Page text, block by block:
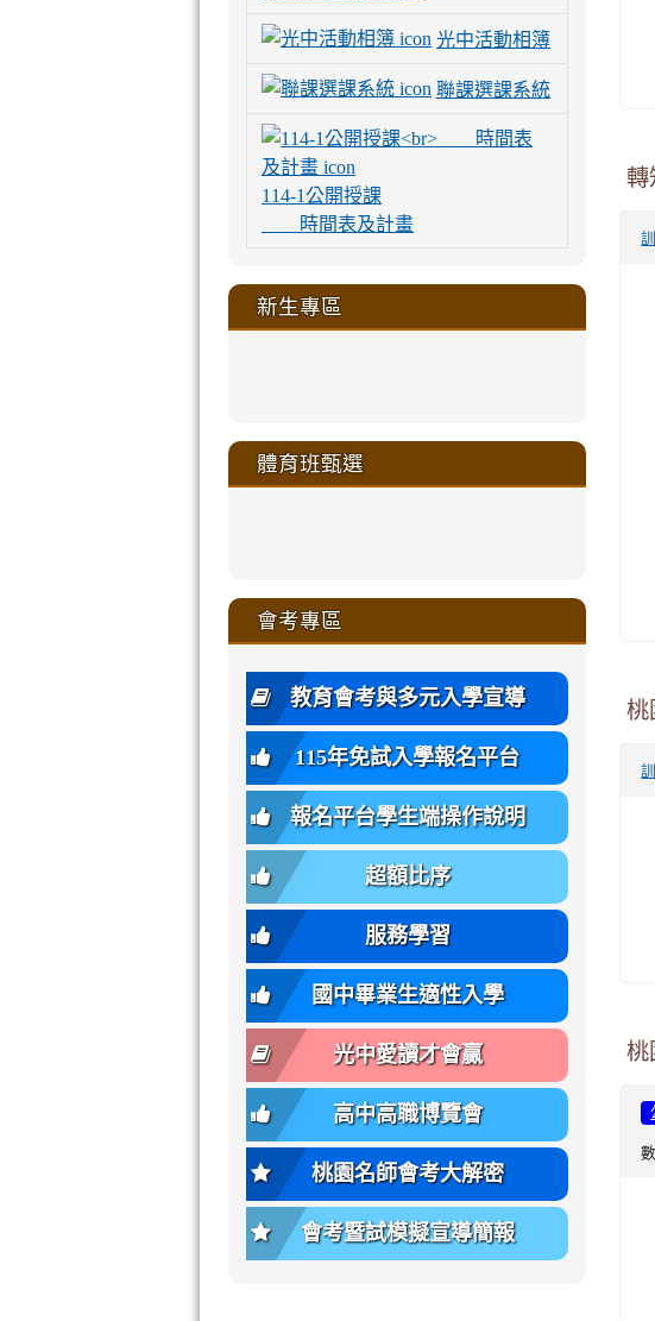
轉
桃
桃
光中活動相簿
聯課選課系統
114-1公開授課
時間表及計畫
新生專區
https://sites.google.com/a/
ru-
\
https://sites.google.com/a/
ru-
\
https://sites.google.com/a/
ru-
\
https://sites.google.com/a/
ru-
\
https://sites.google.com/
xue-
to
https://sites.google.com/
style=font-
family:
var(-
-
bs-
body-
font-
family);
font-
size:
var(-
-
bs-
body-
font-
size);
font-
weight:
var(-
-
bs-
body-
to
https://sites.google.com/
affairs/
to
https://sites.google.com/
\
to
https://sites.google.com/
\
to
https://sites.google.com/
\
to
https://sites.google.com/a/
to
https://sites.google.com/
affairs/
bs-
body-
bg);
font-
family:
var(-
-
bs-
body-
font-
family);
font-
size:
var(-
-
bs-
body-
font-
size);
font-
weight:
var(-
to
https://sites.google.com/
affairs/
to
https://sites.google.com/
\
體育班甄選
https://sites.google.com/
affairs/
\
https://sites.google.com/
affairs/
\
https://www.gmjh.tyc.edu.tw/
年
度
招
生
簡
章
(二
招).pdf
\
to
體
班
轉
班
簡
章.pdf
\
會考專區
教育會考與多元入學宣導
115年免試入學報名平台
報名平台學生端操作說明
超額比序
服務學習
國中畢業生適性入學
光中愛讀才會贏
高中高職博覽會
桃園名師會考大解密
會考暨試模擬宣導簡報